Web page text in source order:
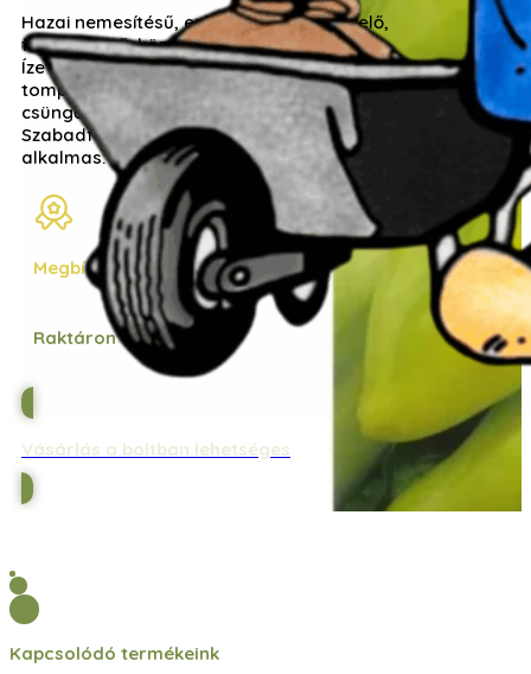
Hazai nemesítésű, erőteljes bokrot nevelő,
folytonnövő, középkorai TV paprika fajta.
Íze csípős. Bogyói középzöldek, nagyméretűek,
tompakúp alakúak, kezdetben felállóak, később
csüngőek.
Szabadföldi és fűtetlen fólia alatti hajtatásra
alkalmas.
Megbízható bolt
Raktáron
Vásárlás a boltban lehetséges
Kapcsolódó termékeink